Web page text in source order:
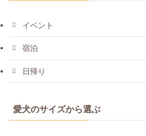
イベント
宿泊
日帰り
愛犬のサイズから選ぶ